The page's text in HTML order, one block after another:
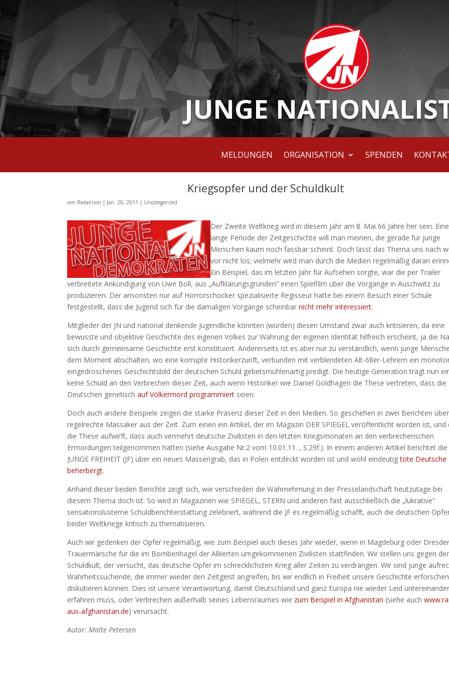
JUNGE
MELDUNGEN ORGANISATION SPENDEN
Kriegsopfer und der Schuldkult
von Redaktion | Jan. 20, 2011 | Uncategorized
Der Zweite Weltkrieg wird in diesem Jahr am 8. Mai 66 Jahre her sein. Eine
lange Periode der Zeitgeschichte will man meinen, die gerade für junge
Menschen kaum noch fassbar scheint. Doch lässt das Thema uns nach
vor nicht los; vielmehr wird man durch die Medien regelmäßig daran
Ein Beispiel, das im letzten Jahr für Aufsehen sorgte, war die per Trailer
verbreitete Ankündigung von Uwe Boll, aus „Aufklärungsgründen“ einen Spielfilm über die Vorgänge in Auschwitz zu
produzieren. Der ansonsten nur auf Horrorschocker spezialisierte Regisseur hatte bei einem Besuch einer Schule
festgestellt, dass die Jugend sich für die damaligen Vorgänge scheinbarnicht mehr interessiert.
Mitglieder der JN und national denkende Jugendliche könnten (würden) diesen Umstand zwar auch kritisieren, da eine
bewusste und objektive Geschichte des eigenen Volkes zur Wahrung der eigenen Identität hilfreich erscheint, ja die
sich durch gemeinsame Geschichte erst konstituiert. Andererseits ist es aber nur zu verständlich, wenn junge
dem Moment abschalten, wo eine korrupte Historikerzunft, verbunden mit verblendeten Alt-68er-Lehrern ein
eingedroschenes Geschichtsbild der deutschen Schuld gebetsmühlenartig predigt. Die heutige Generation trägt nun
keine Schuld an den Verbrechen dieser Zeit, auch wenn Historiker wie Daniel Goldhagen die These vertreten, dass die
Deutschen genetischauf Völkermord programmiert seien.
Doch auch andere Beispiele zeigen die starke Präsenz dieser Zeit in den Medien. So geschehen in zwei Berichten über
regelrechte Massaker aus der Zeit. Zum einen ein Artikel, der im Magazin DER SPIEGEL veröffentlicht worden ist, und
die These aufwirft, dass auch vermehrt deutsche Zivilisten in den letzten Kriegsmonaten an den verbrecherischen
Ermordungen teilgenommen hätten (siehe Ausgabe Nr.2 vom 10.01.11. , S.29f.). In einem anderen Artikel berichtet die
JUNGE FREIHEIT (JF) über ein neues Massengrab, das in Polen entdeckt worden ist und wohl eindeutigtote Deutsche
beherbergt.
Anhand dieser beiden Berichte zeigt sich, wie verschieden die Wahrnehmung in der Presselandschaft heutzutage bei
diesem Thema doch ist. So wird in Magazinen wie SPIEGEL, STERN und anderen fast ausschließlich die „lukrative“
sensationslüsterne Schuldberichterstattung zelebriert, während die JF es regelmäßig schafft, auch die deutschen
beider Weltkriege kritisch zu thematisieren.
Auch wir gedenken der Opfer regelmäßig, wie zum Beispiel auch dieses Jahr wieder, wenn in Magdeburg oder
Trauermärsche für die im Bombenhagel der Alliierten umgekommenen Zivilisten stattfinden. Wir stellen uns gegen
Schuldkult, der versucht, das deutsche Opfer im schrecklichsten Krieg aller Zeiten zu verdrängen. Wir sind junge
Wahrheitssuchende, die immer wieder den Zeitgeist angreifen, bis wir endlich in Freiheit unsere Geschichte
diskutieren können. Dies ist unsere Verantwortung, damit Deutschland und ganz Europa nie wieder Leid untereinander
erfahren muss, oder Verbrechen außerhalb seines Lebensraumes wie zum Beispiel in Afghanistan (siehe auch
aus-afghanistan.de) verursacht.
Autor: Malte Petersen